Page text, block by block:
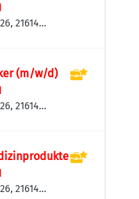
21614
(m/w/d)
21614
21614